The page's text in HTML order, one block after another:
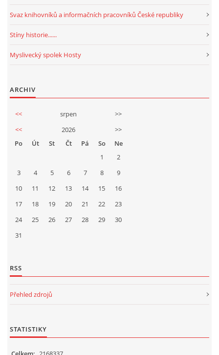
Svaz knihovníků a informačních pracovníků České republiky
Stíny historie......
Myslivecký spolek Hosty
ARCHIV
<< srpen
>>
<<
2026
>>
Po
Út St Čt Pá So
Ne
1
2
3
4 5 6 7 8
9
10
11 12 13 14 15
16
17
18 19 20 21 22
23
24
25 26 27 28 29
30
31
RSS
Přehled zdrojů
STATISTIKY